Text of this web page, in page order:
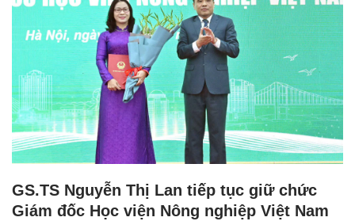
GS.TS Nguyễn Thị Lan tiếp tục giữ chức
Giám đốc Học viện Nông nghiệp Việt Nam